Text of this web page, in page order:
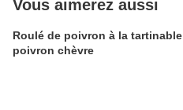
Vous aimerez aussi
Roulé de poivron à la tartinable
poivron chèvre